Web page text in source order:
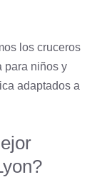
los cruceros
para niños y
adaptados a